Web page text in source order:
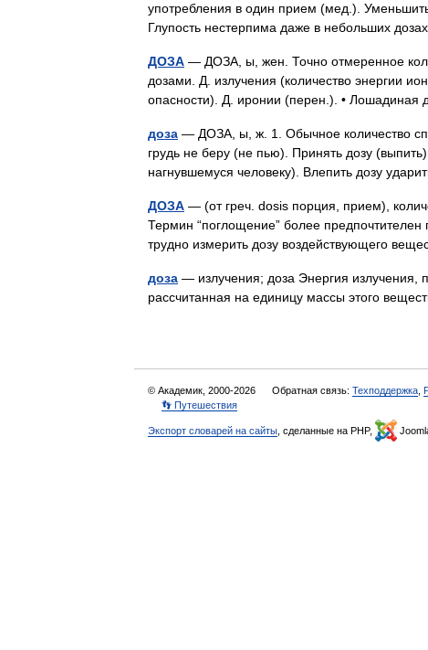
употребления в один прием (мед.).
Глупость нестерпима даже в небольших
ДОЗА — ДОЗА, ы, жен. Точно отмеренное
дозами. Д. излучения (количество энергии
опасности). Д. иронии (перен.). • Лошадиная
доза — ДОЗА, ы, ж. 1. Обычное количество
грудь не беру (не пью). Принять дозу
нагнувшемуся человеку). Влепить дозу
ДОЗА — (от греч. dosis порция, прием),
Термин “поглощение” более
трудно измерить дозу воздействующего
доза — излучения; доза Энергия излучения,
рассчитанная на единицу массы этого
© Академик, 2000-2026 Обратная связь: Техподдержка
👣 Путешествия
Экспорт словарей на сайты , сделанные на PHP,